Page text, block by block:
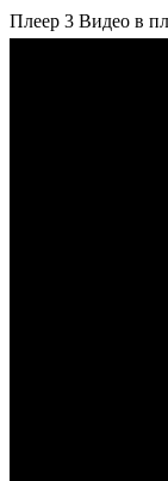
Плеер 3 Видео в